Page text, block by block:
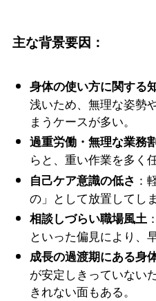
主な背景要因：
身体の使い方に関する
浅いため、無理な姿勢
まうケースが多い。
過重労働・無理な業務
らと、重い作業を多く
自己ケア意識の低さ ：
の」として放置してし
相談しづらい職場風土
といった偏見により、
成長の過渡期にある身
が安定しきっていない
きれない面もある。